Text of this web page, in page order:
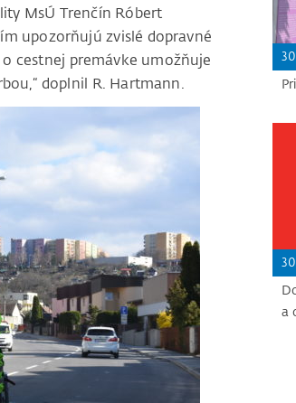
MsÚ Trenčín Róbert
upozorňujú zvislé dopravné
cestnej premávke umožňuje
doplnil R. Hartmann.
a